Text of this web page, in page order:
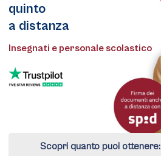
quinto
a distanza
Insegnati e personale scolastico
Scopri quanto puoi ottenere: